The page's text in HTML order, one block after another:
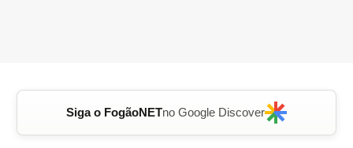
Siga o FogãoNETno Google Discover